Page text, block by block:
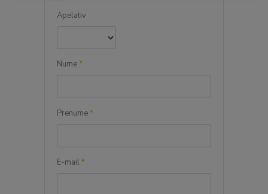
Apelativ
Nume*
Prenume*
E-mail*